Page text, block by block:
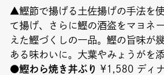
▲鰹節で揚げる土佐揚げの手法を
て揚げ、さらに鰹の酒盗をマヨネ
えた鰹づくしの一品。鰹の旨味が
ある味わいに。大葉やみょうがを
●鰹わら焼き丼ぶり
¥1,580 ディ